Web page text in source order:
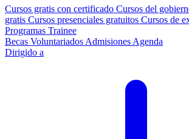
Cursos gratis con certificado Cursos del
gratis Cursos presenciales gratuitos Cursos de
Programas Trainee
Becas Voluntariados Admisiones Agenda
Dirigido a